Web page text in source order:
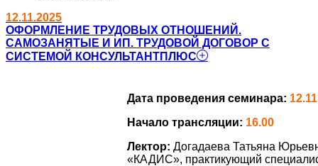
12.11.2025
ОФОРМЛЕНИЕ ТРУДОВЫХ ОТНОШЕНИЙ.
САМОЗАНЯТЫЕ И ИП. ТРУДОВОЙ ДОГОВОР С
СИСТЕМОЙ КОНСУЛЬТАНТПЛЮС
Дата проведения семинара:
Начало трансляции: 16.00
Лектор: Догадаева Татьяна
«КАДИС», практикующий